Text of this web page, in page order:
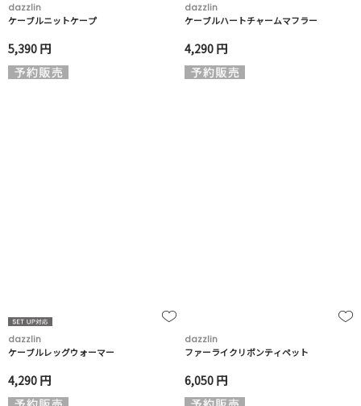
dazzlin
ケーブルニットケープ
5,390 円
dazzlin
ケーブルハートチャームマフラー
4,290 円
dazzlin
ケーブルレッグウォーマー
4,290 円
dazzlin
ファーライクリボンティペット
6,050 円